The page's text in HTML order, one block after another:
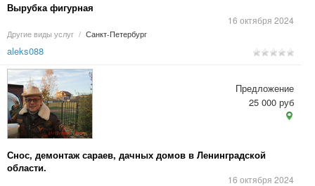
Вырубка фигурная
16 октября 2024
Другие виды услуг / Санкт-Петербург
aleks088
Снос, демонтаж сараев, дачных домов в Ленинградской
области.
16 октября 2024
Предложение
25 000 руб